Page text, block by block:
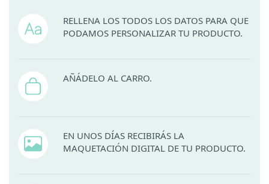
RELLENA LOS TODOS LOS DATOS PARA QUE
PODAMOS PERSONALIZAR TU PRODUCTO.
AÑÁDELO AL CARRO.
EN UNOS DÍAS RECIBIRÁS LA
MAQUETACIÓN DIGITAL DE TU PRODUCTO.